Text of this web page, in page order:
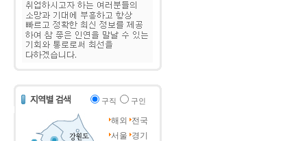
구직 구인
해외
전국
서울 경기